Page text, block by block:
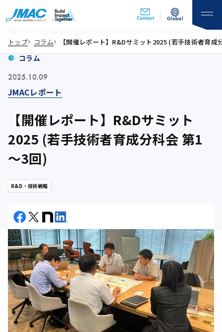
Contact Global
トップ コラム 【開催レポート】R&Dサミット2025 (若手技術者育成
【開催レポート】R&Dサミット
2025 (若手技術者育成分科会 第1
～3回)
コラム
2025.10.09
JMACレポート
R&D・技術戦略